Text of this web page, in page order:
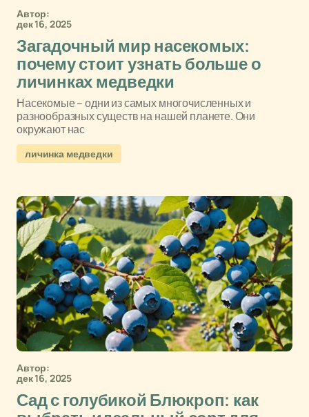
Автор:
дек 16, 2025
Загадочный мир насекомых:
почему стоит узнать больше о
личинках медведки
Насекомые – одни из самых многочисленных и
разнообразных существ на нашей планете. Они
окружают нас
личинка медведки
Автор:
дек 16, 2025
Сад с голубикой Блюкроп: как